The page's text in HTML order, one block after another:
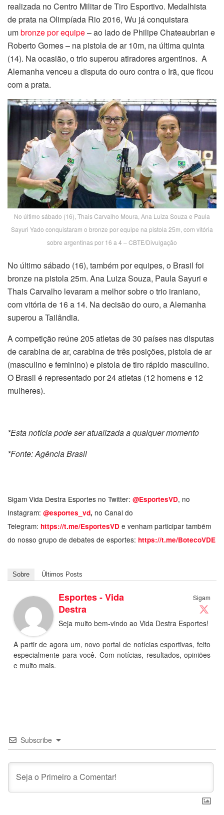
realizada no Centro Militar de Tiro Esportivo. Medalhista
de prata na Olimpíada Rio 2016, Wu já conquistara
umbronze por equipe– ao lado de Philipe Chateaubrian e
Roberto Gomes – na pistola de ar 10m, na última quinta
(14). Na ocasião, o trio superou atiradores argentinos. A
Alemanha venceu a disputa do ouro contra o Irã, que ficou
com a prata.
No último sábado (16), Thais Carvalho Moura, Ana Luiza Souza e Paula
Sayuri Yado conquistaram o bronze por equipe na pistola 25m, com vitória
sobre argentinas por 16 a 4 – CBTE/Divulgação
No último sábado (16), também por equipes, o Brasil foi
bronze na pistola 25m. Ana Luiza Souza, Paula Sayuri e
Thais Carvalho levaram a melhor sobre o trio iraniano,
com vitória de 16 a 14. Na decisão do ouro, a Alemanha
superou a Tailândia.
A competição reúne 205 atletas de 30 países nas disputas
de carabina de ar, carabina de três posições, pistola de ar
(masculino e feminino) e pistola de tiro rápido masculino.
O Brasil é representado por 24 atletas (12 homens e 12
mulheres).
*Esta notícia pode ser atualizada a qualquer momento
*Fonte: Agência Brasil
Sigam Vida Destra Esportes no Twitter: @EsportesVD, no
Instagram: @esportes_vd, no Canal do
Telegram: https://t.me/EsportesVD e venham participar também
do nosso grupo de debates de esportes: https://t.me/BotecoVDE
Sobre Últimos Posts
Sigam
Esportes - Vida
Destra
Seja muito bem-vindo ao Vida Destra Esportes!
A partir de agora um, novo portal de notícias esportivas, feito
especialmente para você. Com notícias, resultados, opiniões
e muito mais.
Subscribe